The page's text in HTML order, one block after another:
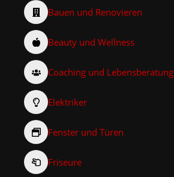
Bauen und Renovieren
Beauty und Wellness
Coaching und Lebensberatung
Elektriker
Fenster und Türen
Friseure